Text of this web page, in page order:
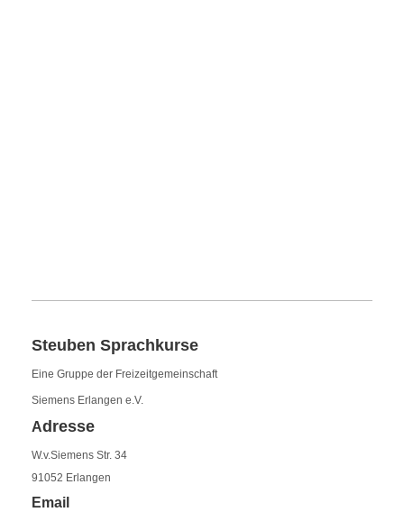
Steuben Sprachkurse
Eine Gruppe der Freizeitgemeinschaft
Siemens Erlangen e.V.
Adresse
W.v.Siemens Str. 34
91052 Erlangen
Email